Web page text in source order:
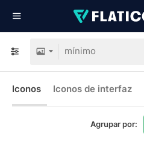
Iconos Iconos de interfaz
Agrupar por: